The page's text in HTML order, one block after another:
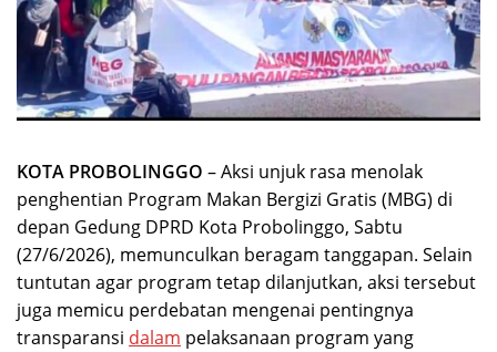
KOTA PROBOLINGGO – Aksi unjuk rasa menolak
penghentian Program Makan Bergizi Gratis (MBG) di
depan Gedung DPRD Kota Probolinggo, Sabtu
(27/6/2026), memunculkan beragam tanggapan. Selain
tuntutan agar program tetap dilanjutkan, aksi tersebut
juga memicu perdebatan mengenai pentingnya
transparansi dalam pelaksanaan program yang